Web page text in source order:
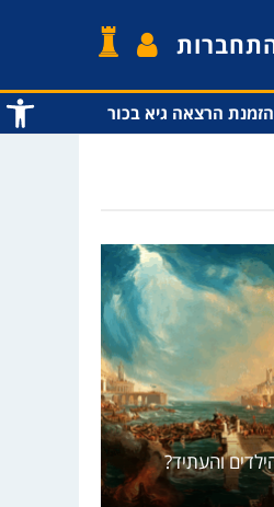
פתח הזמנת הרצאה גיא בכור
והעתיד?